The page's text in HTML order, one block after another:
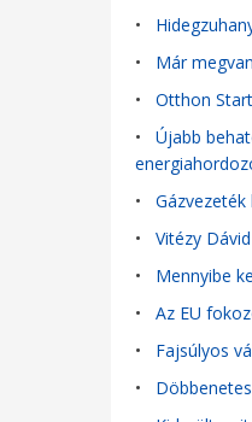
•
• Már
• Otthon
• Újabb
•
• Vitézy
• Mennyibe
• Az EU
• Fajsúlyos
•